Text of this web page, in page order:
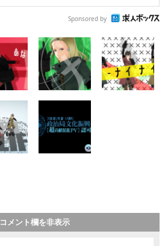
Sponsored by
コメント欄を非表示